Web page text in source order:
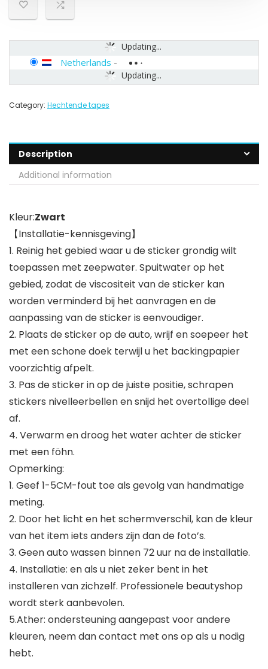
Updating...
Updating...
Netherlands -
Category: Hechtende tapes
Description
Additional information
Kleur:Zwart
【Installatie-kennisgeving】
1. Reinig het gebied waar u de sticker grondig wilt
toepassen met zeepwater. Spuitwater op het
gebied, zodat de viscositeit van de sticker kan
worden verminderd bij het aanvragen en de
aanpassing van de sticker is eenvoudiger.
2. Plaats de sticker op de auto, wrijf en soepeer het
met een schone doek terwijl u het backingpapier
voorzichtig afpelt.
3. Pas de sticker in op de juiste positie, schrapen
stickers nivelleerbellen en snijd het overtollige deel
af.
4. Verwarm en droog het water achter de sticker
met een föhn.
Opmerking:
1. Geef 1-5CM-fout toe als gevolg van handmatige
meting.
2. Door het licht en het schermverschil, kan de kleur
van het item iets anders zijn dan de foto’s.
3. Geen auto wassen binnen 72 uur na de installatie.
4. Installatie: en als u niet zeker bent in het
installeren van zichzelf. Professionele beautyshop
wordt sterk aanbevolen.
5.Ather: ondersteuning aangepast voor andere
kleuren, neem dan contact met ons op als u nodig
hebt.